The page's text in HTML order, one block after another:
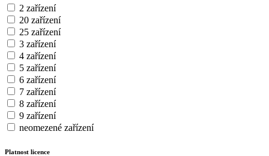
2 zařízení
20 zařízení
25 zařízení
3 zařízení
4 zařízení
5 zařízení
6 zařízení
7 zařízení
8 zařízení
9 zařízení
neomezené zařízení
Platnost licence